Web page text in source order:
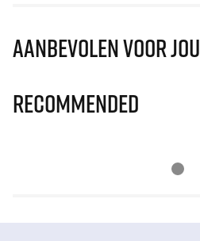
Aanbevolen voor jou
Recommended